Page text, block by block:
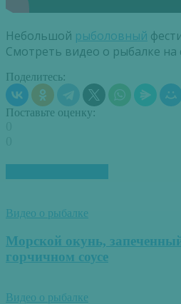
Небольшой рыболовный
Смотреть видео о рыбалке на
Поделитесь:
Поставьте оценку:
Видео о рыбалке
Морской окунь,
горчичном соусе
Видео о рыбалке